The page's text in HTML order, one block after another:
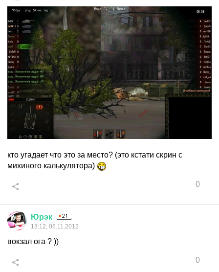
кто угадает что это за место? (это кстати скрин с
михиного калькулятора)
0
Юрэк
13:12, 06.11.2012
вокзал ога ? ))
0